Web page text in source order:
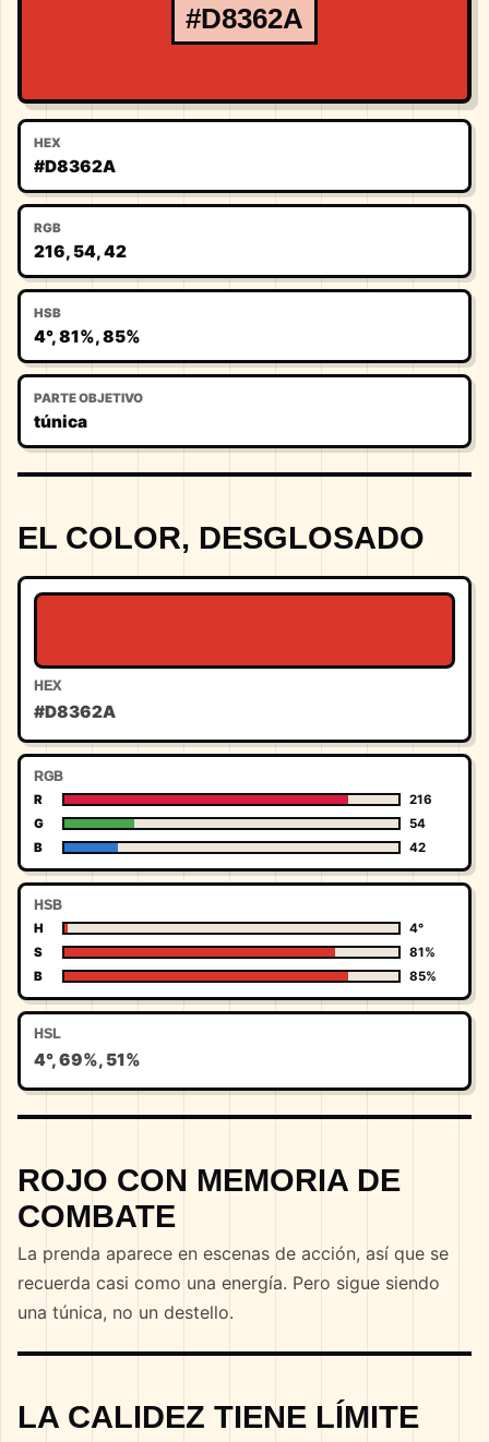
#D8362A
HEX
#D8362A
RGB
216, 54, 42
HSB
4°, 81%, 85%
PARTE OBJETIVO
túnica
EL COLOR, DESGLOSADO
HEX
#D8362A
RGB
R
216
G
54
B
42
HSB
H
4°
S
81%
B
85%
HSL
4°, 69%, 51%
ROJO CON MEMORIA DE
COMBATE
La prenda aparece en escenas de acción, así que se
recuerda casi como una energía. Pero sigue siendo
una túnica, no un destello.
LA CALIDEZ TIENE LÍMITE